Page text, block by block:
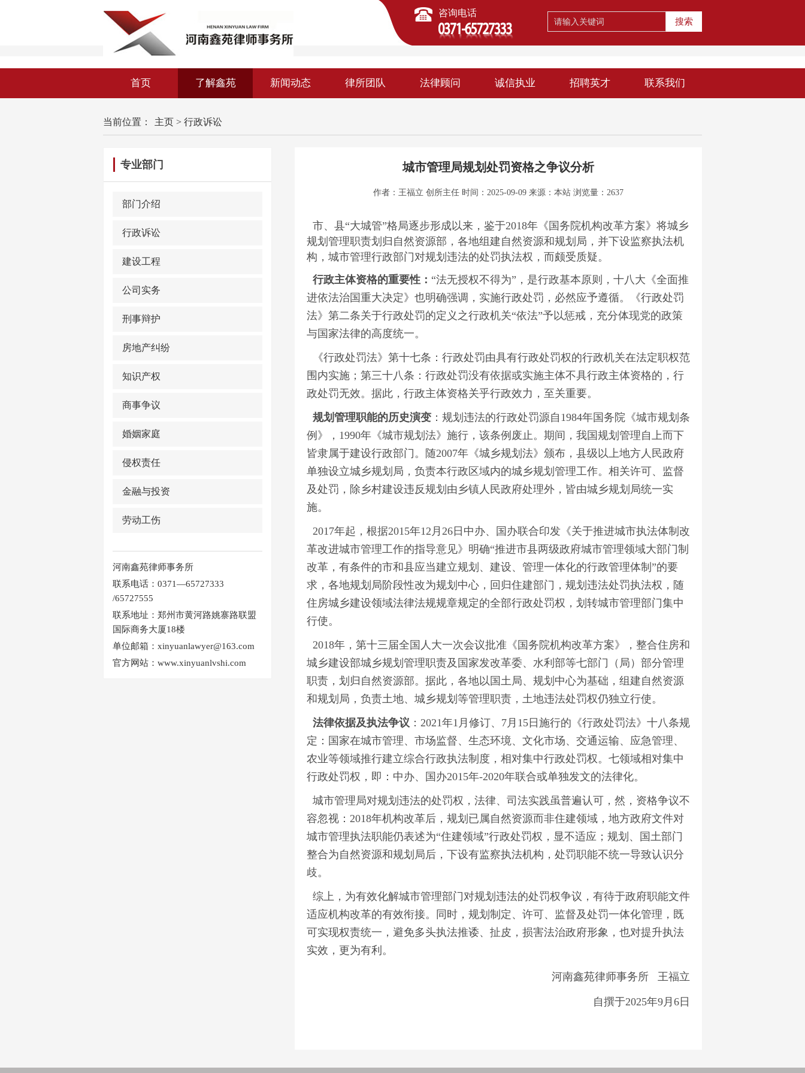
咨询电话
搜索
首页 了解鑫苑 新闻动态 律所团队 法律顾问 诚信执业 招聘英才 联系我们
当前位置： 主页 > 行政诉讼
专业部门
部门介绍
行政诉讼
建设工程
公司实务
刑事辩护
房地产纠纷
知识产权
商事争议
婚姻家庭
侵权责任
金融与投资
劳动工伤
河南鑫苑律师事务所
联系电话：0371—65727333
/65727555
联系地址：郑州市黄河路姚寨路联盟
国际商务大厦18楼
单位邮箱：xinyuanlawyer@163.com
官方网站：www.xinyuanlvshi.com
城市管理局规划处罚资格之争议分析
作者：王福立 创所主任 时间：2025-09-09 来源： 本站 浏览量：2637
市、县“大城管”格局逐步形成以来，鉴于2018年《国务院机构改革方案》将城乡
规划管理职责划归自然资源部，各地组建自然资源和规划局，并下设监察执法机
构，城市管理行政部门对规划违法的处罚执法权，而颇受质疑。
行政主体资格的重要性： “法无授权不得为”，是行政基本原则，十八大《全面推
进依法治国重大决定》也明确强调，实施行政处罚，必然应予遵循。《行政处罚
法》第二条关于行政处罚的定义之行政机关“依法”予以惩戒，充分体现党的政策
与国家法律的高度统一。
《行政处罚法》第十七条：行政处罚由具有行政处罚权的行政机关在法定职权范
围内实施；第三十八条：行政处罚没有依据或实施主体不具行政主体资格的，行
政处罚无效。据此，行政主体资格关乎行政效力，至关重要。
规划管理职能的历史演变 ：规划违法的行政处罚源自1984年国务院《城市规划条
例》，1990年《城市规划法》施行，该条例废止。期间，我国规划管理自上而下
皆隶属于建设行政部门。随2007年《城乡规划法》颁布，县级以上地方人民政府
单独设立城乡规划局，负责本行政区域内的城乡规划管理工作。相关许可、监督
及处罚，除乡村建设违反规划由乡镇人民政府处理外，皆由城乡规划局统一实
施。
2017年起，根据2015年12月26日中办、国办联合印发《关于推进城市执法体制改
革改进城市管理工作的指导意见》明确“推进市县两级政府城市管理领域大部门制
改革，有条件的市和县应当建立规划、建设、管理一体化的行政管理体制”的要
求，各地规划局阶段性改为规划中心，回归住建部门，规划违法处罚执法权，随
住房城乡建设领域法律法规规章规定的全部行政处罚权，划转城市管理部门集中
行使。
2018年，第十三届全国人大一次会议批准《国务院机构改革方案》，整合住房和
城乡建设部城乡规划管理职责及国家发改革委、水利部等七部门（局）部分管理
职责，划归自然资源部。据此，各地以国土局、规划中心为基础，组建自然资源
和规划局，负责土地、城乡规划等管理职责，土地违法处罚权仍独立行使。
法律依据及执法争议 ：2021年1月修订、7月15日施行的《行政处罚法》十八条规
定：国家在城市管理、市场监督、生态环境、文化市场、交通运输、应急管理、
农业等领域推行建立综合行政执法制度，相对集中行政处罚权。七领域相对集中
行政处罚权，即：中办、国办2015年-2020年联合或单独发文的法律化。
城市管理局对规划违法的处罚权，法律、司法实践虽普遍认可，然，资格争议不
容忽视：2018年机构改革后，规划已属自然资源而非住建领域，地方政府文件对
城市管理执法职能仍表述为“住建领域”行政处罚权，显不适应；规划、国土部门
整合为自然资源和规划局后，下设有监察执法机构，处罚职能不统一导致认识分
歧。
综上，为有效化解城市管理部门对规划违法的处罚权争议，有待于政府职能文件
适应机构改革的有效衔接。同时，规划制定、许可、监督及处罚一体化管理，既
可实现权责统一，避免多头执法推诿、扯皮，损害法治政府形象，也对提升执法
实效，更为有利。
河南鑫苑律师事务所 王福立
自撰于2025年9月6日